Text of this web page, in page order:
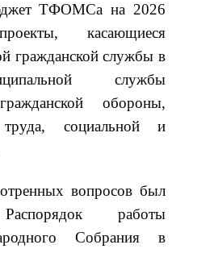
ТФОМСа на 2026
касающиеся
гражданской службы в
службы
обороны,
труда, социальной и
вопросов был
работы
Собрания в